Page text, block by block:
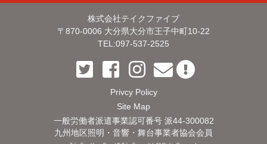
株式会社テイクファイブ
〒870-0006 大分県大分市王子中町10-22
TEL:097-537-2525
Privcy Policy
Site Map
一般労働者派遣事業認可番号 派44-300082
九州地区照明・音響・舞台事業者協会会員